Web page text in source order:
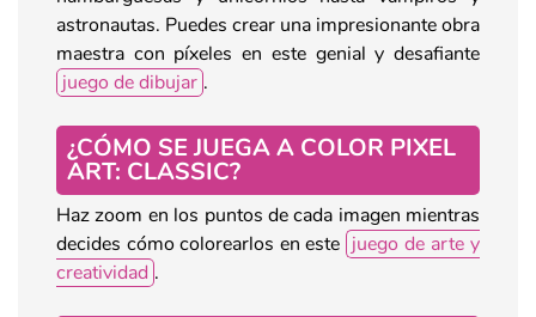
astronautas. Puedes crear una impresionante obra
maestra con píxeles en este genial y desafiante
juego de dibujar .
¿CÓMO SE JUEGA A COLOR PIXEL
ART: CLASSIC?
Haz zoom en los puntos de cada imagen mientras
decides cómo colorearlos en este juego de arte y
creatividad .